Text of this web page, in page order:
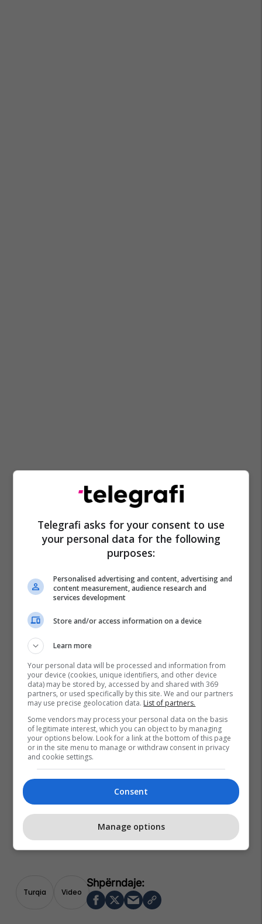
Turqia Video
Telegrafi asks for your consent to use
your personal data for the following
purposes:
Personalised advertising and content, advertising and
content measurement, audience research and
services development
Store and/or access information on a device
Learn more
Your personal data will be processed and information from
your device (cookies, unique identifiers, and other device
data) may be stored by, accessed by and shared with 369
partners, or used specifically by this site. We and our partners
may use precise geolocation data. List of partners.
Some vendors may process your personal data on the basis
of legitimate interest, which you can object to by managing
your options below. Look for a link at the bottom of this page
or in the site menu to manage or withdraw consent in privacy
and cookie settings.
Consent
Manage options